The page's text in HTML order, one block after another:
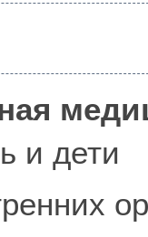
и дети